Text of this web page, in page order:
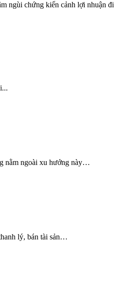
ngùi chứng kiến cảnh lợi nhuận đi
nằm ngoài xu hướng này…
lý, bán tài sản…